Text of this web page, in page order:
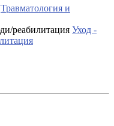
Травматология и
Уход -